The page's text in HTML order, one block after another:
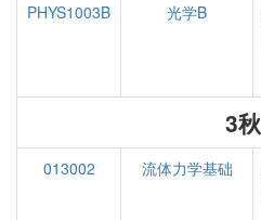
PHYS1003B
光学B
3秋
013002 流体力学基础